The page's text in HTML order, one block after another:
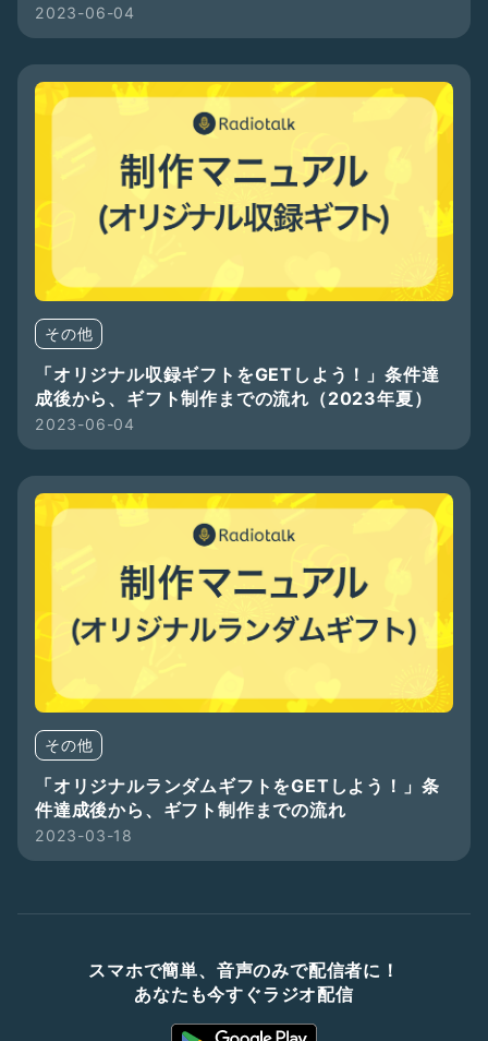
2023-06-04
その他
「オリジナル収録ギフトをGETしよう！」条件達
成後から、ギフト制作までの流れ（2023年夏）
2023-06-04
その他
「オリジナルランダムギフトをGETしよう！」条
件達成後から、ギフト制作までの流れ
2023-03-18
スマホで簡単、音声のみで配信者に！
あなたも今すぐラジオ配信